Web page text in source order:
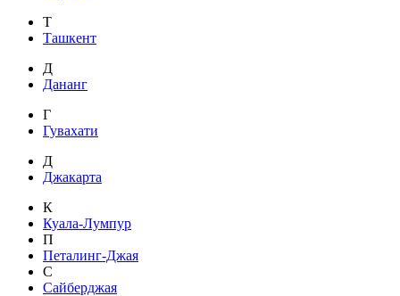
Т
Ташкент
Д
Дананг
Г
Гувахати
Д
Джакарта
К
Куала-Лумпур
П
Петалинг-Джая
С
Сайберджая